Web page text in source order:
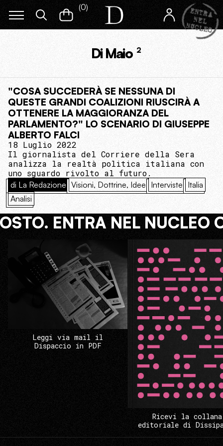
(0)
Di Maio 2
"COSA SUCCEDERÀ SE NESSUNA DI
QUESTE GRANDI COALIZIONI RIUSCIRÀ A
OTTENERE LA MAGGIORANZA DEL
PARLAMENTO?" LO SCENARIO DI GIUSEPPE
ALBERTO FALCI
18 Luglio 2022
Il giornalista del Corriere della Sera
analizza la realtà politica italiana con
uno sguardo rivolto al futuro.
di La Redazione Visioni, Dottrine, Idee Interviste Italia
Analisi
ENTRA NEL NUCLEO
Leggi via mail il
Dispaccio in PDF
Ricevi la collana
editoriale di